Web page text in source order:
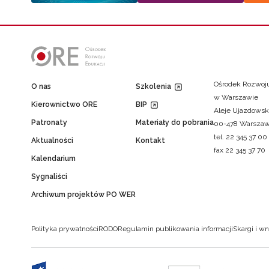
O nas
Kierownictwo ORE
Patronaty
Aktualności
Kalendarium
Sygnaliści
Archiwum projektów PO WER
Szkolenia
BIP
Materiały do pobrania
Kontakt
Ośrodek
w Warszawie
Aleje
00-478
tel. 22 345 37 00
fax 22 345 37 70
Polityka prywatnościRODORegulamin publikowania informacjiSkargi i